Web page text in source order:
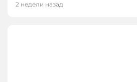
2 недели назад